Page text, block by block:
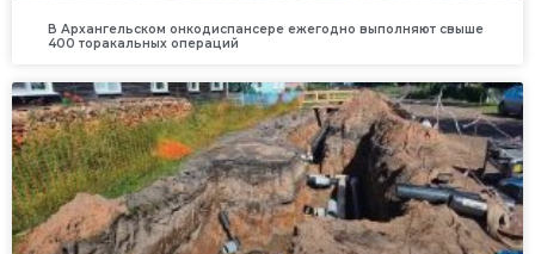
В Архангельском онкодиспансере ежегодно выполняют свыше
400 торакальных операций